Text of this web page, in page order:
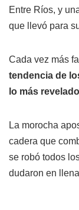
Entre Ríos, y
que llevó para
Cada vez más
tendencia de
lo más
La morocha
cadera que
se robó todos
dudaron en